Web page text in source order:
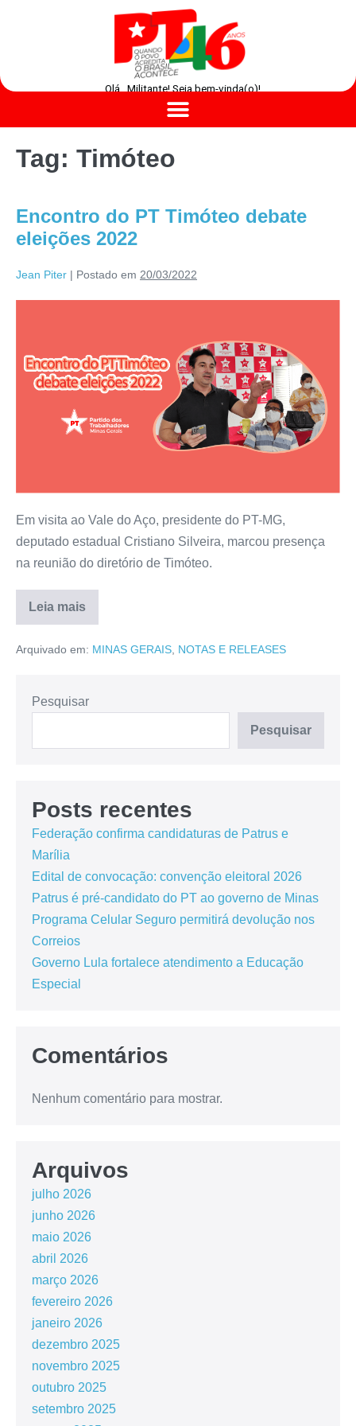
Olá , Militante! Seja bem-vinda(o)!
Tag: Timóteo
Encontro do PT Timóteo debate
eleições 2022
Jean Piter | Postado em 20/03/2022
Em visita ao Vale do Aço, presidente do PT-MG,
deputado estadual Cristiano Silveira, marcou presença
na reunião do diretório de Timóteo.
Leia mais
Arquivado em: MINAS GERAIS NOTAS E RELEASES
Pesquisar
Pesquisar
Posts recentes
Federação confirma candidaturas de Patrus e
Marília
Edital de convocação: convenção eleitoral 2026
Patrus é pré-candidato do PT ao governo de Minas
Programa Celular Seguro permitirá devolução nos
Correios
Governo Lula fortalece atendimento a Educação
Especial
Comentários
Nenhum comentário para mostrar.
Arquivos
julho 2026
junho 2026
maio 2026
abril 2026
março 2026
fevereiro 2026
janeiro 2026
dezembro 2025
novembro 2025
outubro 2025
setembro 2025